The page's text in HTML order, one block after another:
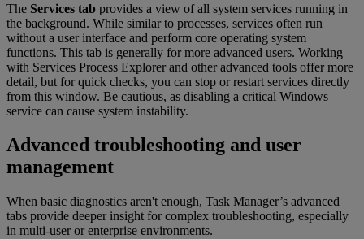
The Services tab provides a view of all system services running in
the background. While similar to processes, services often run
without a user interface and perform core operating system
functions. This tab is generally for more advanced users. Working
with Services Process Explorer and other advanced tools offer more
detail, but for quick checks, you can stop or restart services directly
from this window. Be cautious, as disabling a critical Windows
service can cause system instability.
Advanced troubleshooting and user
management
When basic diagnostics aren't enough, Task Manager’s advanced
tabs provide deeper insight for complex troubleshooting, especially
in multi-user or enterprise environments.